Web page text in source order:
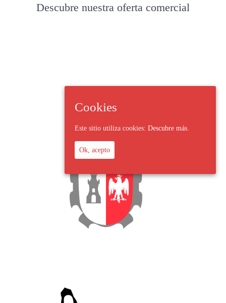
Descubre nuestra oferta comercial
Cookies
Este sitio utiliza cookies: Descubre más.
Ok, acepto